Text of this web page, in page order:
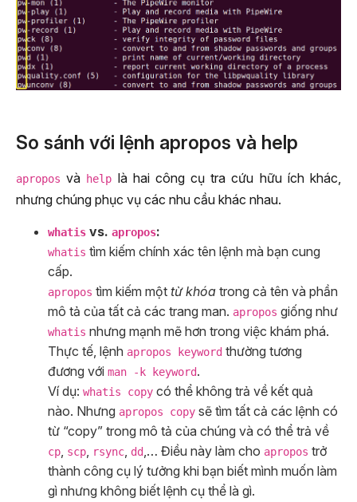
So sánh với lệnh apropos và help
apropos và help là hai công cụ tra cứu hữu ích khác,
nhưng chúng phục vụ các nhu cầu khác nhau.
whatis vs. apropos:
whatis tìm kiếm chính xác tên lệnh mà bạn cung
cấp.
apropos tìm kiếm một từ khóa trong cả tên và phần
mô tả của tất cả các trang man. apropos giống như
whatis nhưng mạnh mẽ hơn trong việc khám phá.
Thực tế, lệnh apropos keyword thường tương
đương với man -k keyword.
Ví dụ: whatis copy có thể không trả về kết quả
nào. Nhưng apropos copy sẽ tìm tất cả các lệnh có
từ “copy” trong mô tả của chúng và có thể trả về
cp scp rsync dd ,… Điều này làm cho apropos trở
thành công cụ lý tưởng khi bạn biết mình muốn làm
gì nhưng không biết lệnh cụ thể là gì.